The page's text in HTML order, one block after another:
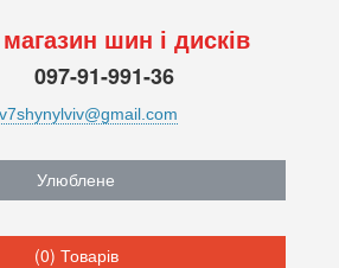
магазин шин і дисків
097-91-991-36
Улюблене
(0) Товарів